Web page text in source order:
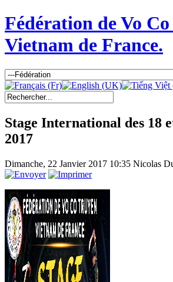
Fédération de Vo
Vietnam de France.
Stage International des 18
2017
Dimanche, 22 Janvier 2017 10:35 Nicolas